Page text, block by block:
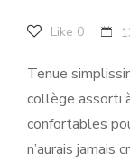
Like 0
Tenue
collège assorti
confortables
n’aurais jamais